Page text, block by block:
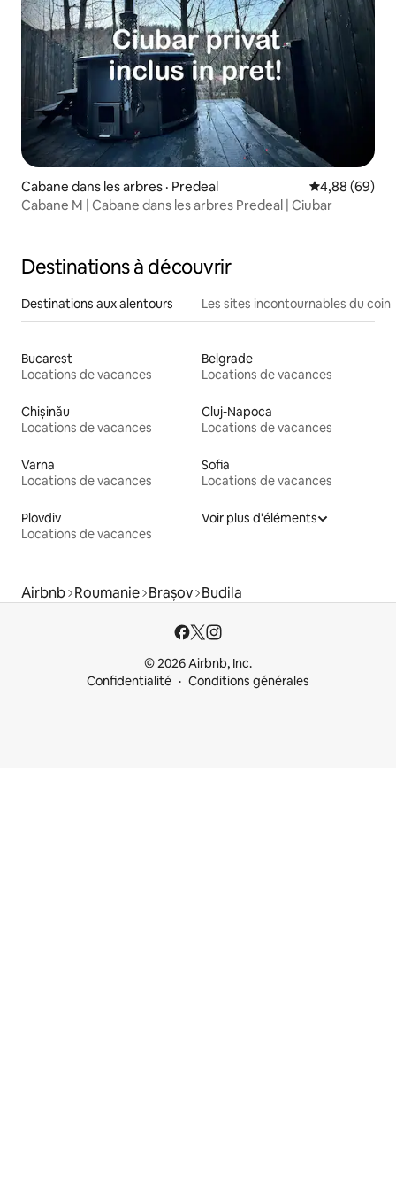
Cabane dans les arbres · Predeal Note
4,88 (69)
Cabane M | Cabane dans les arbres Predeal | Ciubar
Destinations à découvrir
Destinations aux alentours Les sites incontournables du coin
Bucarest
Locations de vacances
Belgrade
Locations de vacances
Chișinău
Locations de vacances
Cluj-Napoca
Locations de vacances
Varna
Locations de vacances
Sofia
Locations de vacances
Plovdiv
Locations de vacances
Voir plus d'éléments
Airbnb Roumanie Brașov Budila
© 2026 Airbnb, Inc.
Confidentialité
Conditions générales